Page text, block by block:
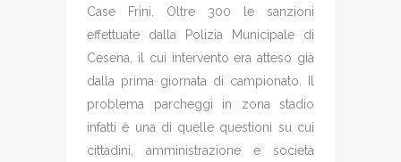
Case Frini. Oltre 300 le sanzioni
effettuate dalla Polizia Municipale di
Cesena, il cui intervento era atteso già
dalla prima giornata di campionato. Il
problema parcheggi in zona stadio
infatti è una di quelle questioni su cui
cittadini, amministrazione e società